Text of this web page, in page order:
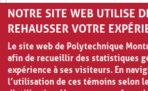
Évolution des apprentissages
NOTRE SITE WEB UTILISE
REHAUSSER VOTRE
Le site web de Polytechnique
afin de recueillir des statistiques
expérience à ses visiteurs. En
l’utilisation de ces témoins selon